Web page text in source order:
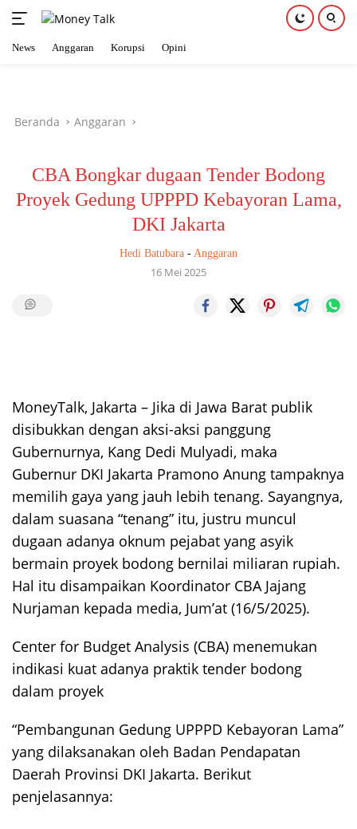
News Anggaran Korupsi Opini
Beranda Anggaran
CBA Bongkar dugaan Tender Bodong
Proyek Gedung UPPPD Kebayoran Lama,
DKI Jakarta
Hedi Batubara - Anggaran
16 Mei 2025
MoneyTalk, Jakarta – Jika di Jawa Barat publik
disibukkan dengan aksi-aksi panggung
Gubernurnya, Kang Dedi Mulyadi, maka
Gubernur DKI Jakarta Pramono Anung tampaknya
memilih gaya yang jauh lebih tenang. Sayangnya,
dalam suasana “tenang” itu, justru muncul
dugaan adanya oknum pejabat yang asyik
bermain proyek bodong bernilai miliaran rupiah.
Hal itu disampaikan Koordinator CBA Jajang
Nurjaman kepada media, Jum’at (16/5/2025).
Center for Budget Analysis (CBA) menemukan
indikasi kuat adanya praktik tender bodong
dalam proyek
“Pembangunan Gedung UPPPD Kebayoran Lama”
yang dilaksanakan oleh Badan Pendapatan
Daerah Provinsi DKI Jakarta. Berikut
penjelasannya: